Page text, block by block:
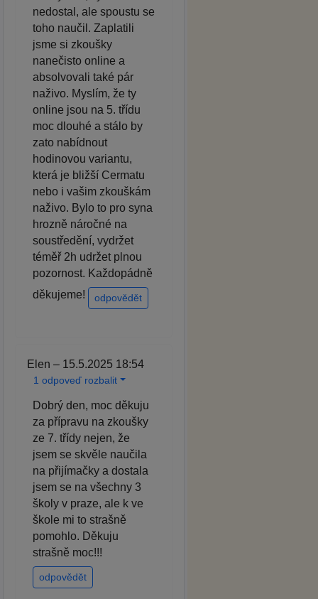
nedostal, ale spoustu se
toho naučil. Zaplatili
jsme si zkoušky
nanečisto online a
absolvovali také pár
naživo. Myslím, že ty
online jsou na 5. třídu
moc dlouhé a stálo by
zato nabídnout
hodinovou variantu,
která je bližší Cermatu
nebo i vašim zkouškám
naživo. Bylo to pro syna
hrozně náročné na
soustředění, vydržet
téměř 2h udržet plnou
pozornost. Každopádně
děkujeme!
odpovědět
Elen – 15.5.2025 18:54
1 odpoveď rozbalit
Dobrý den, moc děkuju
za přípravu na zkoušky
ze 7. třídy nejen, že
jsem se skvěle naučila
na přijímačky a dostala
jsem se na všechny 3
školy v praze, ale k ve
škole mi to strašně
pomohlo. Děkuju
strašně moc!!!
odpovědět